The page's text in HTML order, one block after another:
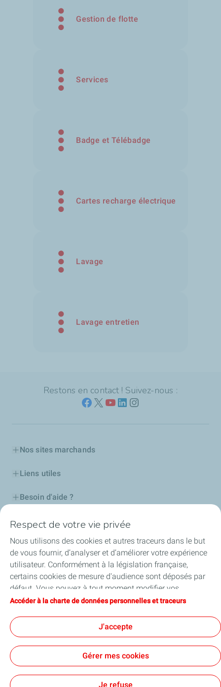
Gestion de flotte
Services
Badge et Télébadge
Cartes recharge électrique
Lavage
Lavage entretien
Restons en contact ! Suivez-nous :
Nos sites marchands
Liens utiles
Besoin d'aide ?
Nos cartes
Certificats d'économies d'énergie
Nos partenaires
Collaborer avec TotalEnergies
Accessibilité
Conditions Générales d’Utilisation
Conditions Générales de VenteDonnées personnelles
Publications légales
Respect de votre vie privée
Nous utilisons des cookies et autres traceurs dans le but
de vous fournir, d’analyser et d’améliorer votre expérience
utilisateur. Conformément à la législation française,
certains cookies de mesure d'audience sont déposés par
défaut. Vous pouvez à tout moment modifier vos
paramètres de cookies en cliquant sur le bouton « Gérer
vous acceptez le dépôt de l’ensemble des cookies. Dans le
cas où vous cliquez sur « Je refuse », seuls les cookies
techniques nécessaires au bon fonctionnement du site
seront utilisés. Pour plus d’informations, vous pouvez
traceurs ».
Accéder à la charte de données personnelles et traceurs
J'accepte
Gérer mes cookies
Je refuse